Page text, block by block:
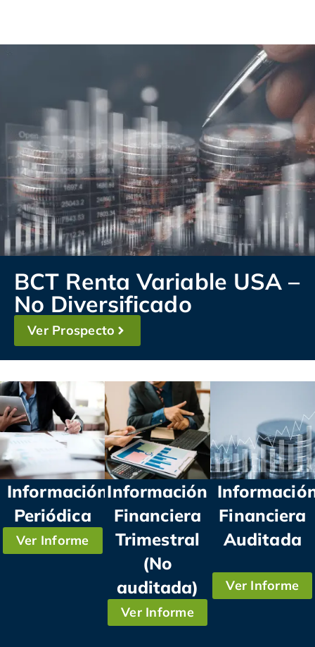
BCT Renta Variable USA –
No Diversificado
Ver Prospecto
Información
Periódica
Ver Informe
Información
Financiera
Trimestral
(No
auditada)
Ver Informe
Financiera
Auditada
Ver Informe